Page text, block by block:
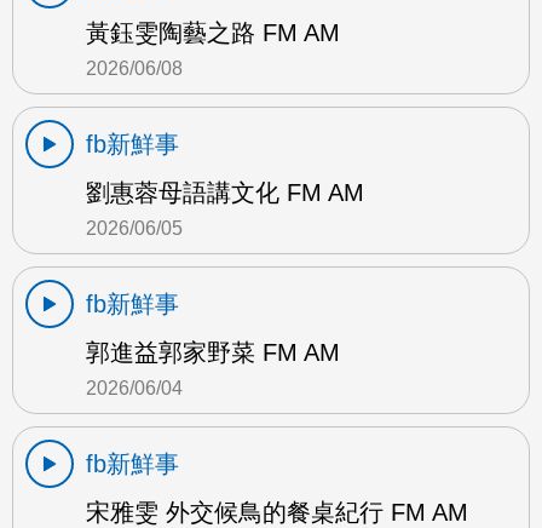
黃鈺雯陶藝之路 FM AM
2026/06/08
fb新鮮事
劉惠蓉母語講文化 FM AM
2026/06/05
fb新鮮事
郭進益郭家野菜 FM AM
2026/06/04
fb新鮮事
宋雅雯 外交候鳥的餐桌紀行 FM AM